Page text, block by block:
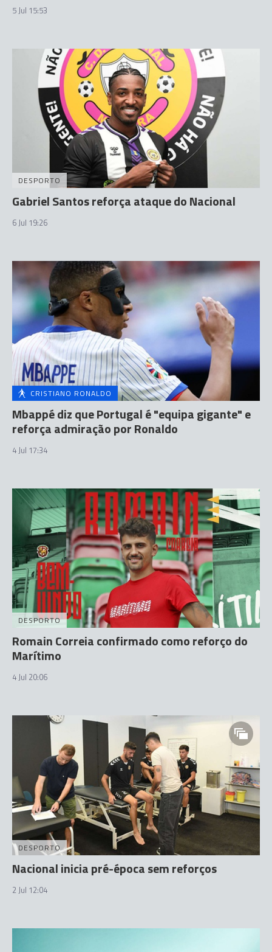
5 Jul 15:53
DESPORTO
Gabriel Santos reforça ataque do Nacional
6 Jul 19:26
CRISTIANO RONALDO
Mbappé diz que Portugal é "equipa gigante" e
reforça admiração por Ronaldo
4 Jul 17:34
DESPORTO
Romain Correia confirmado como reforço do
Marítimo
4 Jul 20:06
DESPORTO
Nacional inicia pré-época sem reforços
2 Jul 12:04